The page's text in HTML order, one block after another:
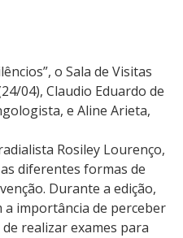
o Sala de Visitas
04), Claudio Eduardo de
e Aline Arieta,
Rosiley Lourenço,
diferentes formas de
Durante a edição,
importância de perceber
realizar exames para